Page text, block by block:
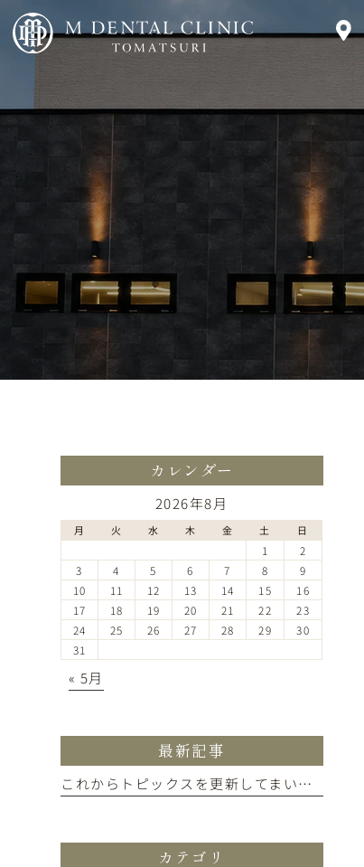
カレンダー
2026年8月
月 火 水 木 金 土 日
1
2
3
4 5 6 7 8
9
10
11 12 13 14 15
16
17
18 19 20 21 22
23
24
25 26 27 28 29
30
31
« 5月
最新記事
これからトピックスを更新してまいります。
カテゴリ